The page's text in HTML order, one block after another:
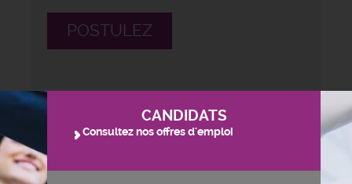
POSTULEZ
CANDIDATS
Consultez nos offres d'emploi